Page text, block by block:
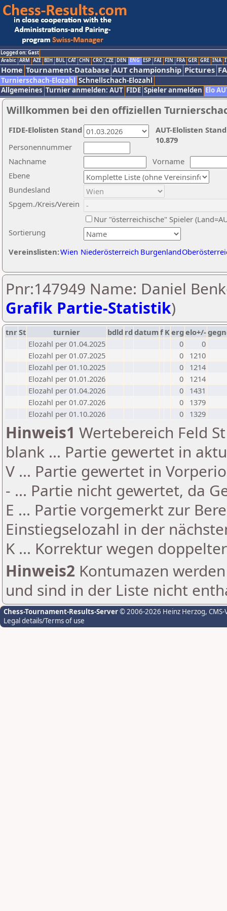
Logged on: Gast
Arabic ARM AZE BIH BUL CAT CHN CRO CZE DEN ENG ESP FAI FIN FRA GER GRE INA
Home Tournament-Database AUT championship Pictures
Turnierschach-Elozahl Schnellschach-Elozahl
Allgemeines Turnier anmelden: AUT FIDE Spieler anmelden Elo
Willkommen bei den offiziellen
Nachname
Vorname
Ebene
Sortierung
Personennummer
Bundesland
Spgem./Kreis/Verein
Nur "österreichische" Spieler
Vereinslisten:Wien Niederösterreich Burgenland
AUT-Elolisten
10.879
FIDE-Elolisten Stand
Pnr:147949 Name: Daniel
Grafik Partie-Statistik)
tnrSt turnier bdld rd datumf Kerg elo+/-
Elozahl per 01.04.2025
0
0
Elozahl per 01.07.2025
0
1210
Elozahl per 01.10.2025
0
1214
Elozahl per 01.01.2026
0
1214
Elozahl per 01.04.2026
0
1431
Elozahl per 01.07.2026
0
1379
Elozahl per 01.10.2026
0 1329
Hinweis1 Wertebereich Feld
blank ... Partie gewertet in
V ... Partie gewertet in
- ... Partie nicht gewertet, da
E ... Partie vorgemerkt zur
Einstiegselozahl in der
K ... Korrektur wegen
Hinweis2 Kontumazen
und sind in der Liste nicht
Chess-Tournament-Results-Server© 2006-2026 Heinz Herzog,
Legal details/Terms of use